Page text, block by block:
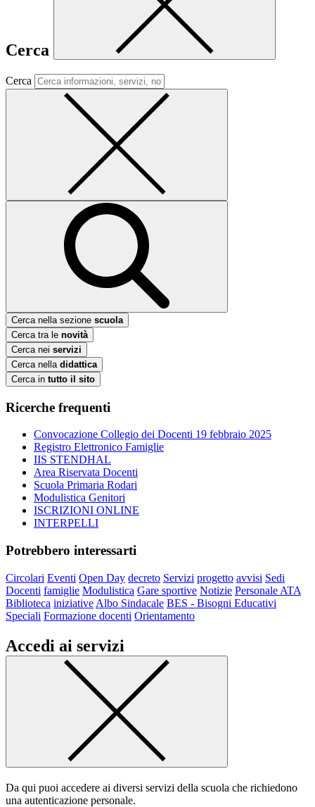
Cerca
Cerca
Cerca nella sezione scuola
Cerca tra le novità
Cerca nei servizi
Cerca nella didattica
Cerca in tutto il sito
Ricerche frequenti
Convocazione Collegio dei Docenti 19 febbraio 2025
Registro Elettronico Famiglie
IIS STENDHAL
Area Riservata Docenti
Scuola Primaria Rodari
Modulistica Genitori
ISCRIZIONI ONLINE
INTERPELLI
Potrebbero interessarti
Circolari Eventi Open Day decreto Servizi progetto avvisi Sedi
Docenti famiglie Modulistica Gare sportive Notizie Personale ATA
Biblioteca iniziative Albo Sindacale BES - Bisogni Educativi
Speciali Formazione docenti Orientamento
Accedi ai servizi
Da qui puoi accedere ai diversi servizi della scuola che richiedono
una autenticazione personale.